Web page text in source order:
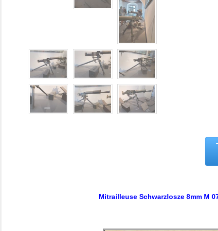
Mitrailleuse Schwarzlosze 8mm M